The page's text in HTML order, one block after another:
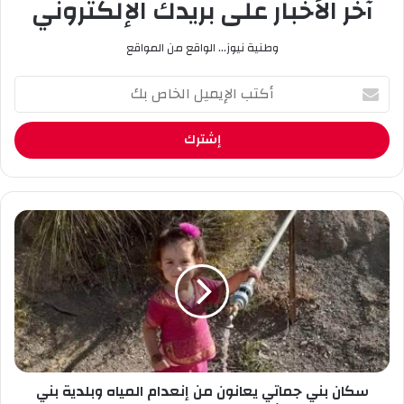
آخر الأخبار على بريدك الإلكتروني
وطنية نيوز... الواقع من المواقع
أ
ت
ب
ل
إ
ي
م
ل
ا
ل
خ
ا
ص
س
ك
ن
ب
ن
ي
ج
م
سكان بني جماتي يعانون من إنعدام المياه وبلدية بني